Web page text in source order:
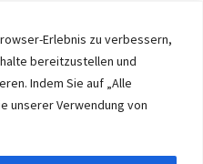
Erlebnis zu verbessern,
bereitzustellen und
Indem Sie auf „Alle
unserer Verwendung von
member of the ERUON